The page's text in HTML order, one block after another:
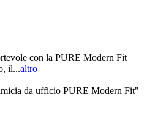
con la PURE Modern Fit
il...altro
da ufficio PURE Modern Fit"